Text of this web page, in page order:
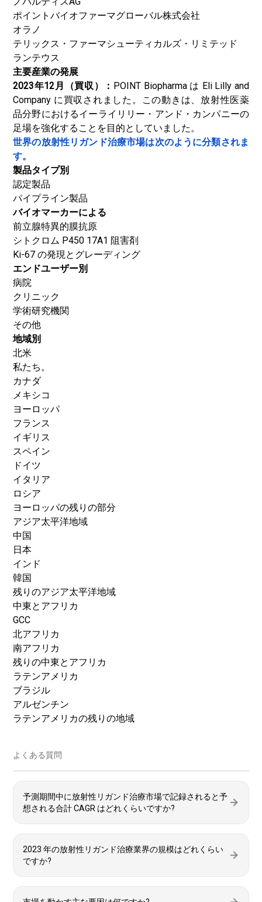
ポイントバイオファーマグローバル株式会社
オラノ
テリックス・ファーマシューティカルズ・リミテッド
ランテウス
主要産業の発展
2023年12月（買収）： POINT Biopharma は Eli Lilly and
Company に買収されました。この動きは、放射性医薬
品分野におけるイーライリリー・アンド・カンパニーの
足場を強化することを目的としていました。
世界の放射性リガンド治療市場は次のように分類されま
す。
製品タイプ別
認定製品
パイプライン製品
バイオマーカーによる
前立腺特異的膜抗原
シトクロム P450 17A1 阻害剤
Ki-67 の発現とグレーディング
エンドユーザー別
病院
クリニック
学術研究機関
その他
地域別
北米
私たち。
カナダ
メキシコ
ヨーロッパ
フランス
イギリス
スペイン
ドイツ
イタリア
ロシア
ヨーロッパの残りの部分
アジア太平洋地域
中国
日本
インド
韓国
残りのアジア太平洋地域
中東とアフリカ
GCC
北アフリカ
南アフリカ
残りの中東とアフリカ
ラテンアメリカ
ブラジル
アルゼンチン
ラテンアメリカの残りの地域
よくある質問
予測期間中に放射性リガンド治療市場で記録されると予
想される合計 CAGR はどれくらいですか?
2023 年の放射性リガンド治療業界の規模はどれくらい
ですか?